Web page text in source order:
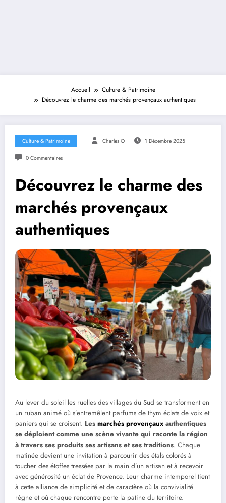
Accueil
Culture & Patrimoine
Découvrez le charme des marchés provençaux authentiques
Culture & Patrimoine Charles O 1 Décembre 2025
0 Commentaires
Découvrez le charme des
marchés provençaux
authentiques
Au lever du soleil les ruelles des villages du Sud se transforment en
un ruban animé où s’entremêlent parfums de thym éclats de voix et
paniers qui se croisent. Les marchés provençaux authentiques
se déploient comme une scène vivante qui raconte la région
à travers ses produits ses artisans et ses traditions. Chaque
matinée devient une invitation à parcourir des étals colorés à
toucher des étoffes tressées par la main d’un artisan et à recevoir
avec générosité un éclat de Provence. Leur charme intemporel tient
à cette alliance de simplicité et de caractère où la convivialité
règne et où chaque rencontre porte la patine du territoire.